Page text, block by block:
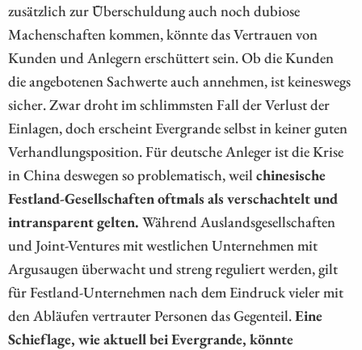
zusätzlich zur Überschuldung auch noch dubiose
Machenschaften kommen, könnte das Vertrauen von
Kunden und Anlegern erschüttert sein. Ob die Kunden
die angebotenen Sachwerte auch annehmen, ist keineswegs
sicher. Zwar droht im schlimmsten Fall der Verlust der
Einlagen, doch erscheint Evergrande selbst in keiner guten
Verhandlungsposition. Für deutsche Anleger ist die Krise
in China deswegen so problematisch, weilchinesische
Festland-Gesellschaften oftmals als verschachtelt und
intransparent gelten. Während Auslandsgesellschaften
und Joint-Ventures mit westlichen Unternehmen mit
Argusaugen überwacht und streng reguliert werden, gilt
für Festland-Unternehmen nach dem Eindruck vieler mit
den Abläufen vertrauter Personen das Gegenteil.Eine
Schieflage, wie aktuell bei Evergrande, könnte